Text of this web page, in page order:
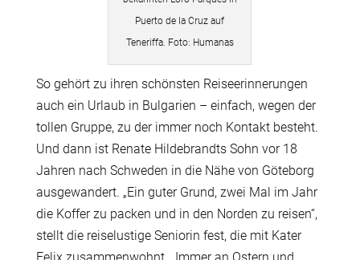
Puerto de la Cruz auf
Teneriffa. Foto: Humanas
So gehört zu ihren schönsten Reiseerinnerungen
auch ein Urlaub in Bulgarien – einfach, wegen der
tollen Gruppe, zu der immer noch Kontakt besteht.
Und dann ist Renate Hildebrandts Sohn vor 18
Jahren nach Schweden in die Nähe von Göteborg
ausgewandert. „Ein guter Grund, zwei Mal im Jahr
die Koffer zu packen und in den Norden zu reisen“,
stellt die reiselustige Seniorin fest, die mit Kater